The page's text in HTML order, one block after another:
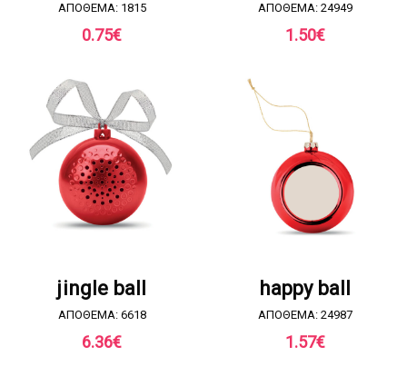
ΑΠΟΘΕΜΑ: 1815
0.75€
ΑΠΟΘΕΜΑ: 24949
1.50€
jingle ball
ΑΠΟΘΕΜΑ: 6618
6.36€
happy ball
ΑΠΟΘΕΜΑ: 24987
1.57€